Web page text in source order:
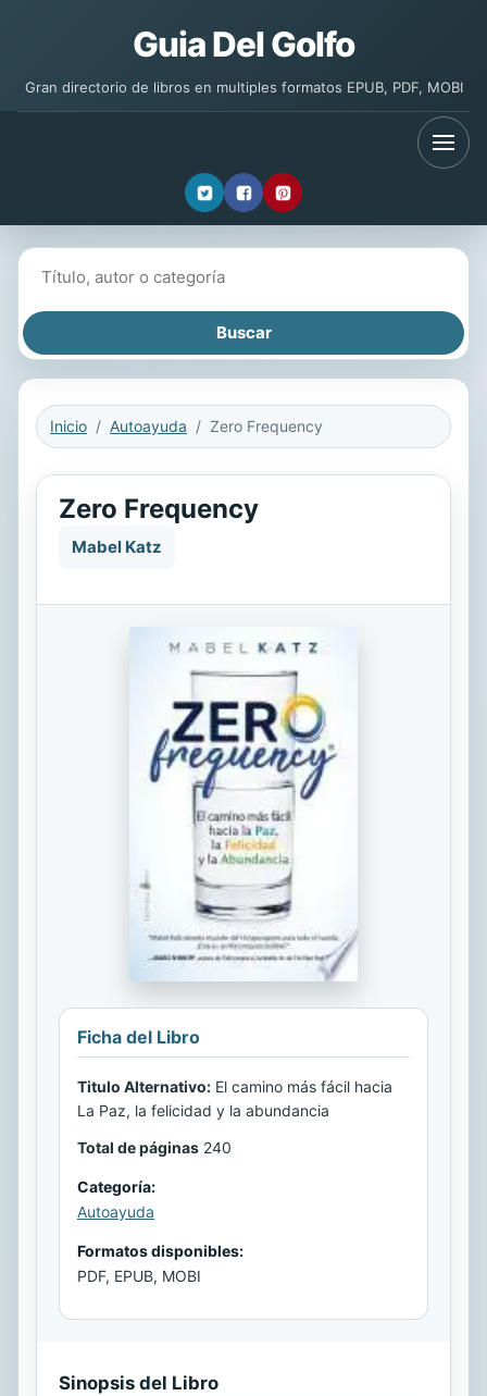
Guia Del Golfo
Gran directorio de libros en multiples formatos EPUB, PDF, MOBI
Inicio Autoayuda Zero Frequency
Zero Frequency
Mabel Katz
Ficha del Libro
Titulo Alternativo: El camino más fácil hacia
La Paz, la felicidad y la abundancia
Total de páginas 240
Categoría:
Autoayuda
Formatos disponibles:
PDF, EPUB, MOBI
Sinopsis del Libro